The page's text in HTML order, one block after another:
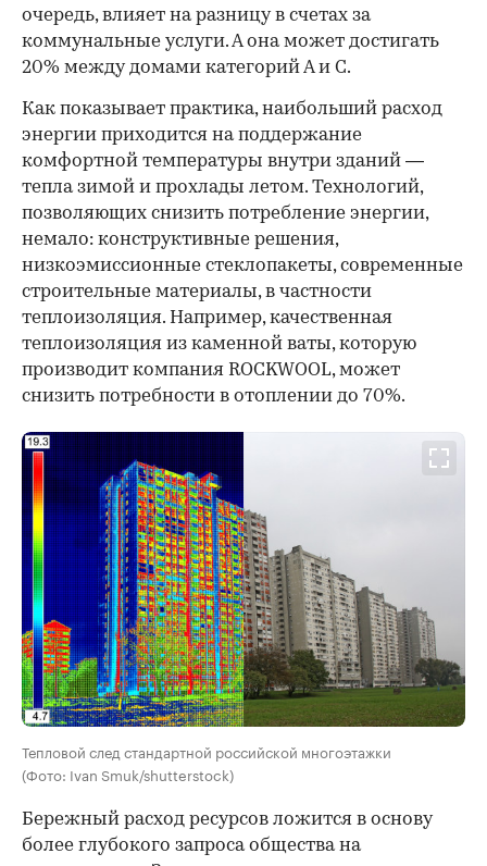
очередь, влияет на разницу в счетах за
коммунальные услуги. А она может достигать
20% между домами категорий А и С.
Как показывает практика, наибольший расход
энергии приходится на поддержание
комфортной температуры внутри зданий —
тепла зимой и прохлады летом. Технологий,
позволяющих снизить потребление энергии,
немало: конструктивные решения,
низкоэмиссионные стеклопакеты, современные
строительные материалы, в частности
теплоизоляция. Например, качественная
теплоизоляция из каменной ваты, которую
производит компания ROCKWOOL, может
снизить потребности в отоплении до 70%.
Тепловой след стандартной российской многоэтажки
(Фото: Ivan Smuk/shutterstock)
Бережный расход ресурсов ложится в основу
более глубокого запроса общества на